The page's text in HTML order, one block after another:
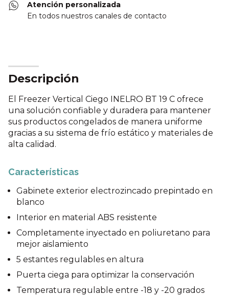
Atención personalizada
En todos nuestros canales de contacto
Descripción
El Freezer Vertical Ciego INELRO BT 19 C ofrece
una solución confiable y duradera para mantener
sus productos congelados de manera uniforme
gracias a su sistema de frío estático y materiales de
alta calidad.
Características
Gabinete exterior electrozincado prepintado en
blanco
Interior en material ABS resistente
Completamente inyectado en poliuretano para
mejor aislamiento
5 estantes regulables en altura
Puerta ciega para optimizar la conservación
Temperatura regulable entre -18 y -20 grados